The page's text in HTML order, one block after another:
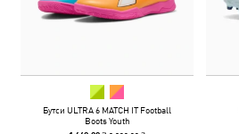
Бутси ULTRA 6 MATCH IT Football
Boots Youth